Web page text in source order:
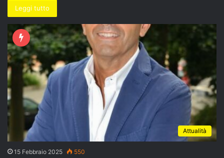
Leggi tutto
Attualità
15 Febbraio 2025 550